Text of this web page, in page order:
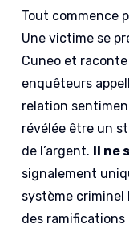
Tout commence
Une victime se
Cuneo et
enquêteurs
relation
révélée être un
de l’argent. Il ne
signalement
système
des ramifications